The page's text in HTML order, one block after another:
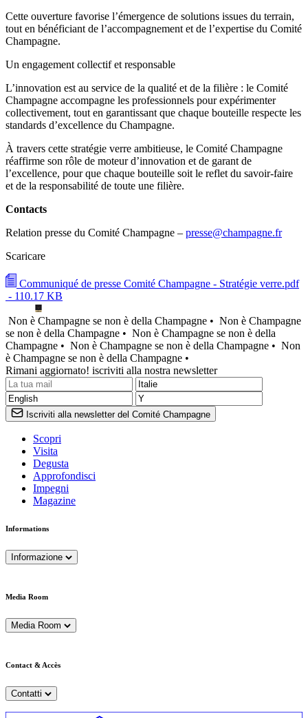
Cette ouverture favorise l’émergence de solutions issues du terrain,
tout en bénéficiant de l’accompagnement et de l’expertise du Comité
Champagne.
Un engagement collectif et responsable
L’innovation est au service de la qualité et de la filière : le Comité
Champagne accompagne les professionnels pour expérimenter
collectivement, tout en garantissant que chaque bouteille respecte les
standards d’excellence du Champagne.
À travers cette stratégie verre ambitieuse, le Comité Champagne
réaffirme son rôle de moteur d’innovation et de garant de
l’excellence, pour que chaque bouteille soit le reflet du savoir-faire
et de la responsabilité de toute une filière.
Contacts
Relation presse du Comité Champagne – presse@champagne.fr
Scaricare
Communiqué de presse Comité Champagne - Stratégie verre.pdf
- 110.17 KB
Non è Champagne se non è della Champagne • Non è Champagne
se non è della Champagne • Non è Champagne se non è della
Champagne • Non è Champagne se non è della Champagne • Non
è Champagne se non è della Champagne •
Rimani aggiornato! iscriviti alla nostra newsletter
Iscriviti alla newsletter del Comité Champagne
Scopri
Visita
Degusta
Approfondisci
Impegni
Magazine
Informations
Informazione
Media Room
Media Room
Contact & Accès
Contatti